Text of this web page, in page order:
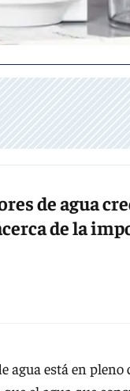
de agua
de la
agua está en